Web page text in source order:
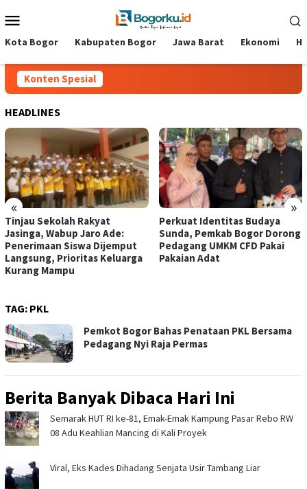
ke
Mobile
Kota Bogor Kabupaten Bogor Jawa Barat Ekonomi
Konten Spesial
HEADLINES
« »
Tinjau Sekolah Rakyat
Jasinga, Wabup Jaro Ade:
Penerimaan Siswa Dijemput
Langsung, Prioritas Keluarga
Kurang Mampu
Perkuat Identitas Budaya
Sunda, Pemkab Bogor Dorong
Pedagang UMKM CFD Pakai
Pakaian Adat ‎
TAG: PKL
Pemkot Bogor Bahas Penataan PKL Bersama
Pedagang Nyi Raja Permas
Berita Banyak Dibaca Hari Ini
Semarak HUT RI ke-81, Emak-Emak Kampung Pasar Rebo RW
08 Adu Keahlian Mancing di Kali Proyek ‎
Viral, Eks Kades Dihadang Senjata Usir Tambang Liar